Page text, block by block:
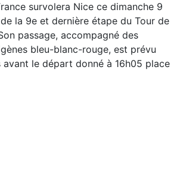
survolera Nice ce dimanche 9
la 9e et dernière étape du Tour de
passage, accompagné des
bleu-blanc-rouge, est prévu
avant le départ donné à 16h05 place